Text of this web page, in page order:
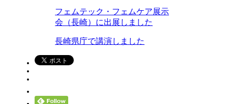
フェムテック・フェムケア展示
会（長崎）に出展しました
長崎県庁で講演しました